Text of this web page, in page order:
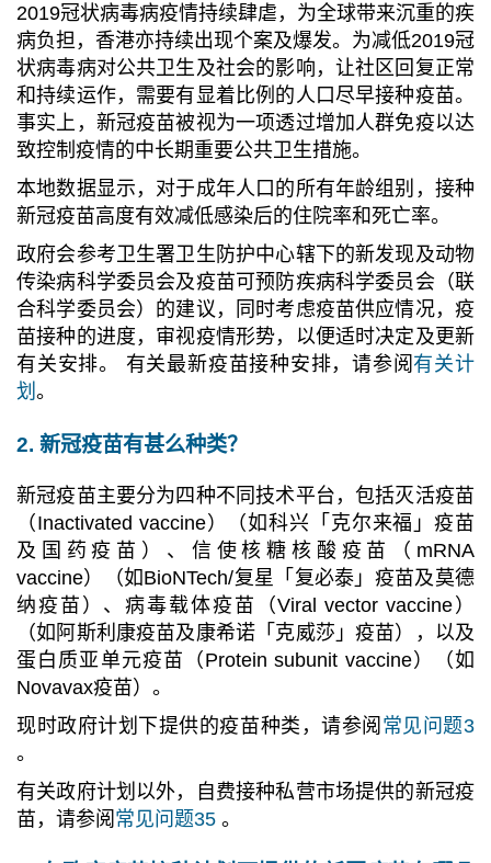
2019冠状病毒病疫情持续肆虐，为全球带来沉重的疾
病负担，香港亦持续出现个案及爆发。为减低2019冠
状病毒病对公共卫生及社会的影响，让社区回复正常
和持续运作，需要有显着比例的人口尽早接种疫苗。
事实上，新冠疫苗被视为一项透过增加人群免疫以达
致控制疫情的中长期重要公共卫生措施。
本地数据显示，对于成年人口的所有年龄组别，接种
新冠疫苗高度有效减低感染后的住院率和死亡率。
政府会参考卫生署卫生防护中心辖下的新发现及动物
传染病科学委员会及疫苗可预防疾病科学委员会（联
合科学委员会） 的建议，同时考虑疫苗供应情况，疫
苗接种的进度，审视疫情形势，以便适时决定及更新
有关安排。 有关最新疫苗接种安排，请参阅 有关计
划 。
2. 新冠疫苗有甚么种类？
新冠疫苗主要分为四种不同技术平台，包括灭活疫苗
（Inactivated vaccine） （如科兴「克尔来福」疫苗
及国药疫苗 ） 、信使核糖核酸疫苗 （ mRNA
vaccine） （如BioNTech/复星「复必泰」疫苗及莫德
纳疫苗）、病毒载体疫苗
（Viral vector vaccine）
（如阿斯利康疫苗及康希诺「克威莎」疫苗），以及
蛋白质亚单元疫苗
（Protein subunit vaccine） （如
Novavax疫苗） 。
现时政府计划下提供的疫苗种类，请参阅 常见问题3
。
有关政府计划以外，自费接种私营市场提供的新冠疫
苗，请参阅 常见问题35 。